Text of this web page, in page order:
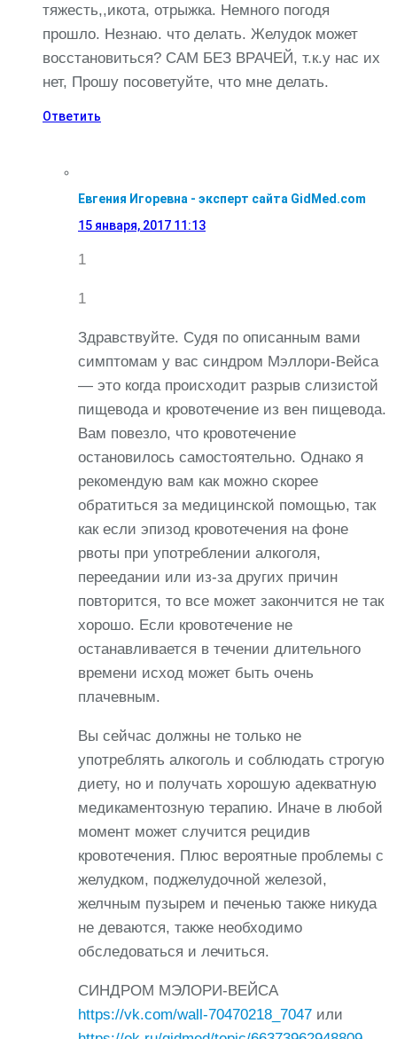
тяжесть,,икота, отрыжка. Немного погодя
прошло. Незнаю. что делать. Желудок может
восстановиться? САМ БЕЗ ВРАЧЕЙ, т.к.у нас их
нет, Прошу посоветуйте, что мне делать.
Ответить
Евгения Игоревна - эксперт сайта GidMed.com
15 января, 2017 11:13
1
1
Здравствуйте. Судя по описанным вами
симптомам у вас синдром Мэллори-Вейса
— это когда происходит разрыв слизистой
пищевода и кровотечение из вен пищевода.
Вам повезло, что кровотечение
остановилось самостоятельно. Однако я
рекомендую вам как можно скорее
обратиться за медицинской помощью, так
как если эпизод кровотечения на фоне
рвоты при употреблении алкоголя,
переедании или из-за других причин
повторится, то все может закончится не так
хорошо. Если кровотечение не
останавливается в течении длительного
времени исход может быть очень
плачевным.
Вы сейчас должны не только не
употреблять алкоголь и соблюдать строгую
диету, но и получать хорошую адекватную
медикаментозную терапию. Иначе в любой
момент может случится рецидив
кровотечения. Плюс вероятные проблемы с
желудком, поджелудочной железой,
желчным пузырем и печенью также никуда
не деваются, также необходимо
обследоваться и лечиться.
СИНДРОМ МЭЛОРИ-ВЕЙСА
https://vk.com/wall-70470218_7047 или